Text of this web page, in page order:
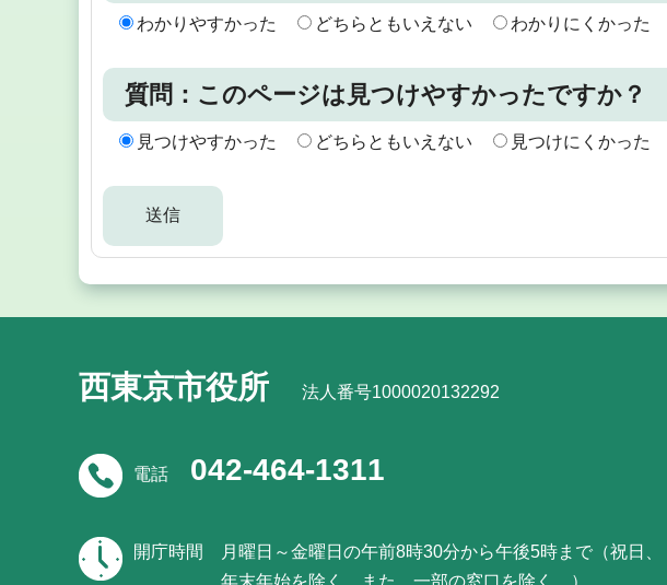
わかりやすかった どちらともいえない わかりにくかった
質問：このページは見つけやすかったですか？
見つけやすかった どちらともいえない 見つけにくかった
西東京市役所 法人番号1000020132292
電話 042-464-1311
開庁時間
月曜日～金曜日の午前8時30分から午後5時まで（祝日、